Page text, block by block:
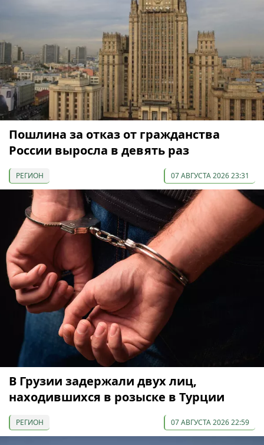
Пошлина за отказ от гражданства
России выросла в девять раз
РЕГИОН 07 АВГУСТА 2026 23:31
В Грузии задержали двух лиц,
находившихся в розыске в Турции
РЕГИОН 07 АВГУСТА 2026 22:59